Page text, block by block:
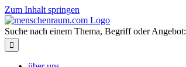
Zum Inhalt springen
Suche nach einem Thema, Begriff oder Angebot: